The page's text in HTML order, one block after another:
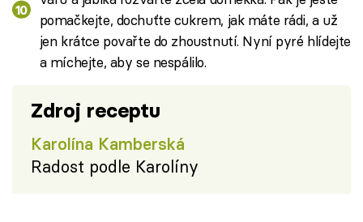
pomačkejte, dochuťte cukrem, jak máte rádi, a už
jen krátce povařte do zhoustnutí. Nyní pyré hlídejte
a míchejte, aby se nespálilo.
Zdroj receptu
Karolína Kamberská
Radost podle Karolíny